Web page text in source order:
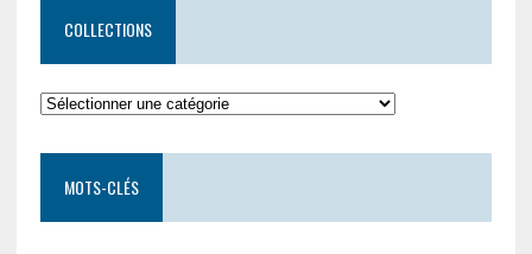
COLLECTIONS
Collections
MOTS-CLÉS